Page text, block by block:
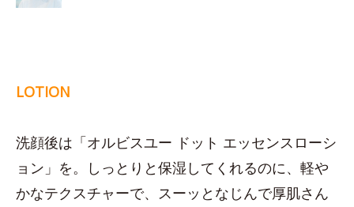
LOTION
洗顔後は「オルビスユー ドット エッセンスローシ
ョン」を。しっとりと保湿してくれるのに、軽や
かなテクスチャーで、スーッとなじんで厚肌さん